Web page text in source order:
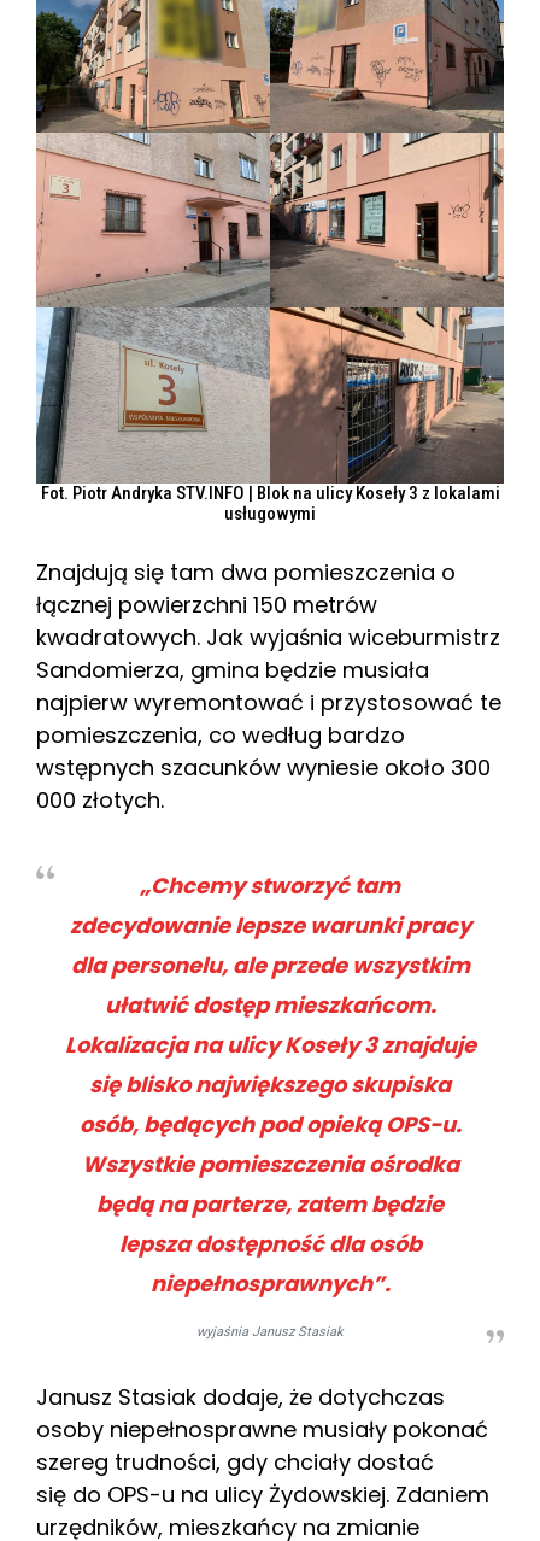
Fot. Piotr Andryka STV.INFO | Blok na ulicy Koseły 3 z lokalami
usługowymi
Znajdują się tam dwa pomieszczenia o
łącznej powierzchni 150 metrów
kwadratowych. Jak wyjaśnia wiceburmistrz
Sandomierza, gmina będzie musiała
najpierw wyremontować i przystosować te
pomieszczenia, co według bardzo
wstępnych szacunków wyniesie około 300
000 złotych.
„Chcemy stworzyć tam
zdecydowanie lepsze warunki pracy
dla personelu, ale przede wszystkim
ułatwić dostęp mieszkańcom.
Lokalizacja na ulicy Koseły 3 znajduje
się blisko największego skupiska
osób, będących pod opieką OPS-u.
Wszystkie pomieszczenia ośrodka
będą na parterze, zatem będzie
lepsza dostępność dla osób
niepełnosprawnych”.
wyjaśnia Janusz Stasiak
Janusz Stasiak dodaje, że dotychczas
osoby niepełnosprawne musiały pokonać
szereg trudności, gdy chciały dostać
się do OPS-u na ulicy Żydowskiej. Zdaniem
urzędników, mieszkańcy na zmianie